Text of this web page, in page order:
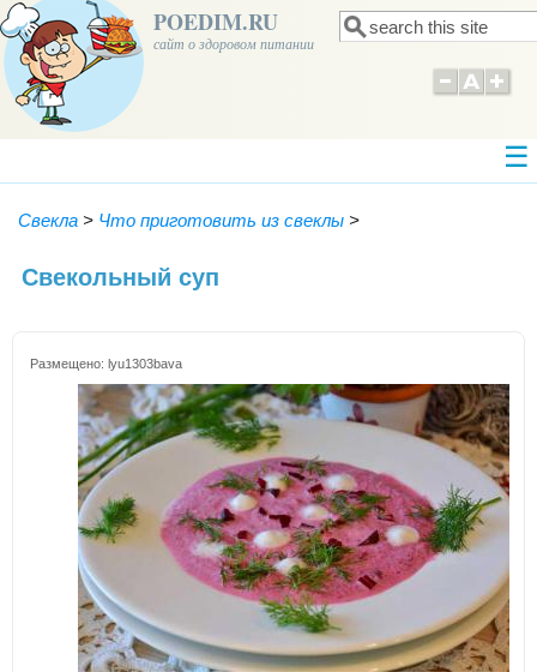
POEDIM.RU
сайт о здоровом питании Форма поиска
Поиск
Свекла > Что приготовить из свеклы >
Свекольный суп
Размещено: lyu1303bava